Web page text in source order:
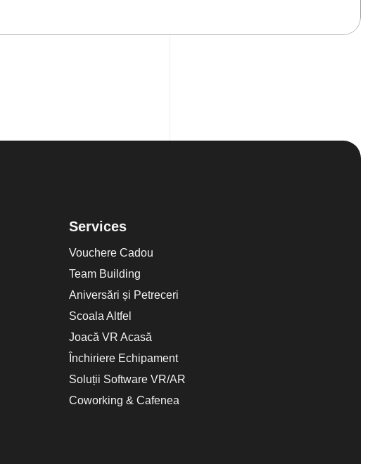
Services
Vouchere Cadou
Team Building
Aniversări și Petreceri
Scoala Altfel
Joacă VR Acasă
Închiriere Echipament
Soluții Software VR/AR
Coworking & Cafenea